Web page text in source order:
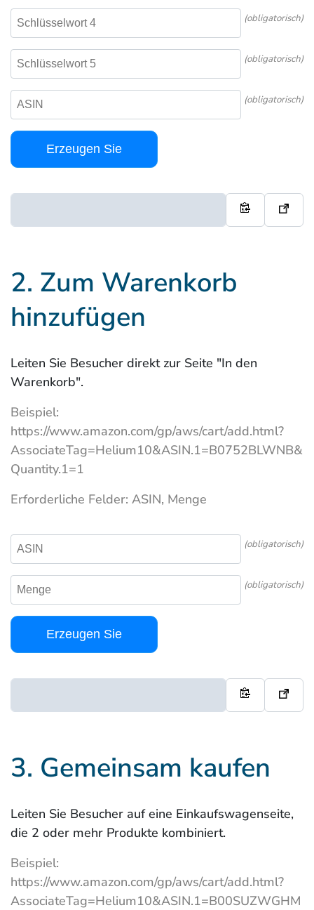
(obligatorisch)
(obligatorisch)
(obligatorisch)
Erzeugen Sie
2. Zum Warenkorb
hinzufügen
Leiten Sie Besucher direkt zur Seite "In den
Warenkorb".
Beispiel:
https://www.amazon.com/gp/aws/cart/add.html?
AssociateTag=Helium10&ASIN.1=B0752BLWNB&
Quantity.1=1
Erforderliche Felder: ASIN, Menge
(obligatorisch)
(obligatorisch)
Erzeugen Sie
3. Gemeinsam kaufen
Leiten Sie Besucher auf eine Einkaufswagenseite,
die 2 oder mehr Produkte kombiniert.
Beispiel:
https://www.amazon.com/gp/aws/cart/add.html?
AssociateTag=Helium10&ASIN.1=B00SUZWGHM